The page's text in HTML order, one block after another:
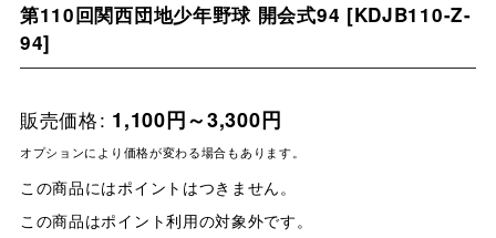
第110回関西団地少年野球 開会式94 [KDJB110-Z-
94]
販売価格: 1,100円～3,300円
オプションにより価格が変わる場合もあります。
この商品にはポイントはつきません。
この商品はポイント利用の対象外です。